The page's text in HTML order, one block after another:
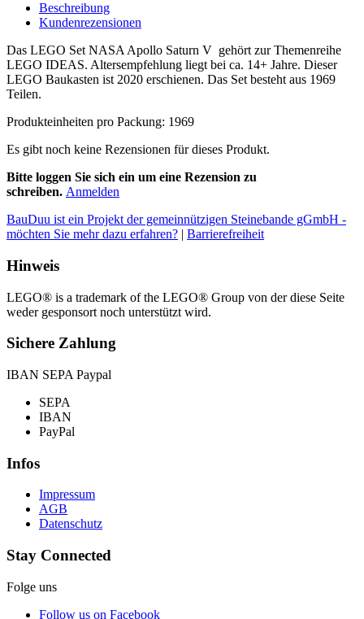
Beschreibung
Kundenrezensionen
Das LEGO Set NASA Apollo Saturn V gehört zur Themenreihe
LEGO IDEAS. Altersempfehlung liegt bei ca. 14+ Jahre. Dieser
LEGO Baukasten ist 2020 erschienen. Das Set besteht aus 1969
Teilen.
Produkteinheiten pro Packung: 1969
Es gibt noch keine Rezensionen für dieses Produkt.
Bitte loggen Sie sich ein um eine Rezension zu
schreiben. Anmelden
BauDuu ist ein Projekt der gemeinnützigen Steinebande gGmbH -
möchten Sie mehr dazu erfahren? | Barrierefreiheit
Hinweis
LEGO® is a trademark of the LEGO® Group von der diese Seite
weder gesponsort noch unterstützt wird.
Sichere Zahlung
IBAN SEPA Paypal
SEPA
IBAN
PayPal
Infos
Impressum
AGB
Datenschutz
Stay Connected
Folge uns
Follow us on Facebook